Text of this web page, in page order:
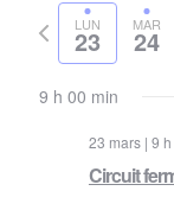
date
Semaine
précédente
LUN
23 MAR
24
9 h 00 min
23 mars | 9
Circuit